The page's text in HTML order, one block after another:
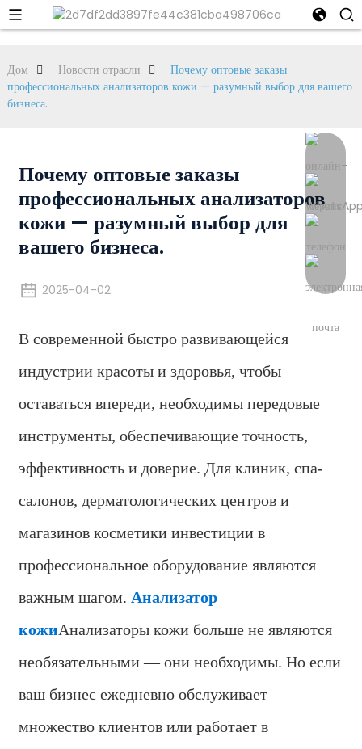
Дом Новости отрасли
Почему оптовые заказы
профессиональных анализаторов кожи — разумный выбор для вашего
бизнеса.
Почему оптовые заказы
профессиональных анализаторов
кожи — разумный выбор для
вашего бизнеса.
2025-04-02
В современной быстро развивающейся
индустрии красоты и здоровья, чтобы
оставаться впереди, необходимы передовые
инструменты, обеспечивающие точность,
эффективность и доверие. Для клиник, спа-
салонов, дерматологических центров и
магазинов косметики инвестиции в
профессиональное оборудование являются
важным шагом. Анализатор
кожиАнализаторы кожи больше не являются
необязательными — они необходимы. Но если
ваш бизнес ежедневно обслуживает
множество клиентов или работает в